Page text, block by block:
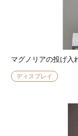
マグノリアの投げ入
ディスプレイ